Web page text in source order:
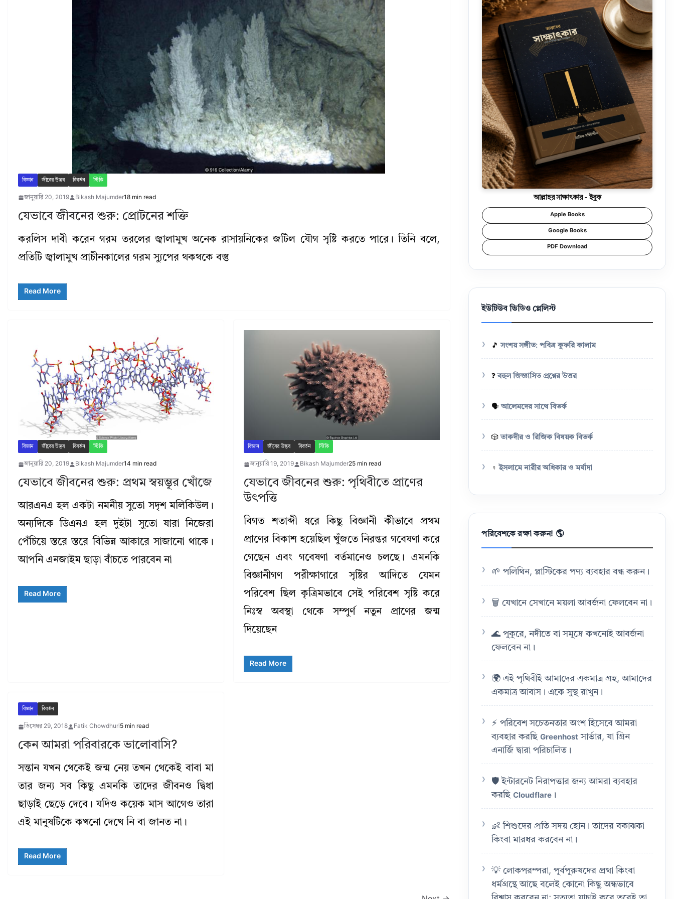
বিজ্ঞান জীবের উদ্ভব বিবর্তন স্টিকি
জানুয়ারি 20, 2019 Bikash Majumder18 min read
যেভাবে জীবনের শুরু: প্রোটনের শক্তি
করলিস দাবী করেন গরম তরলের জ্বালামুখ অনেক রাসায়নিকের জটিল যৌগ সৃষ্টি করতে পারে। তিনি বলে,
প্রতিটি জ্বালামুখ প্রাচীনকালের গরম স্যুপের থকথকে বস্তু
Read More
বিজ্ঞান জীবের উদ্ভব বিবর্তন স্টিকি
জানুয়ারি 20, 2019 Bikash Majumder14 min read
যেভাবে জীবনের শুরু: প্রথম স্বয়ম্ভূর খোঁজে
আরএনএ হল একটা নমনীয় সুতো সদৃশ মলিকিউল।
অন্যদিকে ডিএনএ হল দুইটা সুতো যারা নিজেরা
পেঁচিয়ে স্তরে স্তরে বিভিন্ন আকারে সাজানো থাকে।
আপনি এনজাইম ছাড়া বাঁচতে পারবেন না
Read More
বিজ্ঞান জীবের উদ্ভব বিবর্তন স্টিকি
জানুয়ারি 19, 2019 Bikash Majumder25 min read
যেভাবে জীবনের শুরু: পৃথিবীতে প্রাণের
উৎপত্তি
বিগত শতাব্দী ধরে কিছু বিজ্ঞানী কীভাবে প্রথম
প্রাণের বিকাশ হয়েছিল খুঁজতে নিরন্তর গবেষণা করে
গেছেন এবং গবেষণা বর্তমানেও চলছে। এমনকি
বিজ্ঞানীগণ পরীক্ষাগারে সৃষ্টির আদিতে যেমন
পরিবেশ ছিল কৃত্রিমভাবে সেই পরিবেশ সৃষ্টি করে
নিঃস্ব অবস্থা থেকে সম্পুর্ণ নতুন প্রাণের জন্ম
দিয়েছেন
Read More
বিজ্ঞান বিবর্তন
ডিসেম্বর 29, 2018 Fatik Chowdhuri5 min read
কেন আমরা পরিবারকে ভালোবাসি?
সন্তান যখন থেকেই জন্ম নেয় তখন থেকেই বাবা মা
তার জন্য সব কিছু এমনকি তাদের জীবনও দ্বিধা
ছাড়াই ছেড়ে দেবে। যদিও কয়েক মাস আগেও তারা
এই মানুষটিকে কখনো দেখে নি বা জানত না।
Read More
আল্লাহর সাক্ষাৎকার - ইবুক
Apple Books
Google Books
PDF Download
ইউটিউব ভিডিও প্লেলিস্ট
🎵সংশয় সঙ্গীত: পবিত্র কুফরি কালাম
❓বহুল জিজ্ঞাসিত প্রশ্নের উত্তর
🗣️আলেমদের সাথে বিতর্ক
🎲তাকদীর ও রিজিক বিষয়ক বিতর্ক
♀️ইসলামে নারীর অধিকার ও মর্যাদা
পরিবেশকে রক্ষা করুন! 🌎
🌱 পলিথিন, প্লাস্টিকের পণ্য ব্যবহার বন্ধ করুন।
🗑️ যেখানে সেখানে ময়লা আবর্জনা ফেলবেন না।
🌊 পুকুরে, নদীতে বা সমুদ্রে কখনোই আবর্জনা
ফেলবেন না।
🌍 এই পৃথিবীই আমাদের একমাত্র গ্রহ, আমাদের
একমাত্র আবাস। একে সুস্থ রাখুন।
⚡ পরিবেশ সচেতনতার অংশ হিসেবে আমরা
ব্যবহার করছিGreenhost সার্ভার, যা গ্রিন
এনার্জি দ্বারা পরিচালিত।
🛡️ ইন্টারনেট নিরাপত্তার জন্য আমরা ব্যবহার
করছিCloudflare ।
👶 শিশুদের প্রতি সদয় হোন। তাদের বকাঝকা
কিংবা মারধর করবেন না।
💡 লোকপরম্পরা, পূর্বপুরুষদের প্রথা কিংবা
ধর্মগ্রন্থে আছে বলেই কোনো কিছু অন্ধভাবে